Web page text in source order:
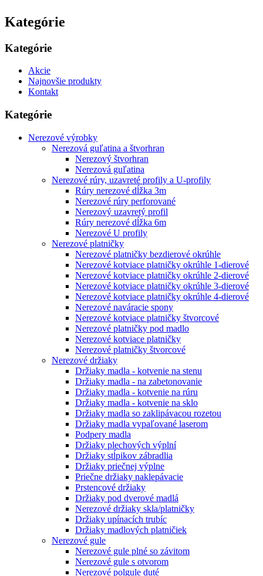
Kategórie
Kategórie
Akcie
Najnovšie produkty
Kontakt
Kategórie
Nerezové výrobky
Nerezová guľatina a štvorhran
Nerezový štvorhran
Nerezová guľatina
Nerezové rúry, uzavreté profily a U-profily
Rúry nerezové dĺžka 3m
Nerezové rúry perforované
Nerezový uzavretý profil
Rúry nerezové dĺžka 6m
Nerezové U profily
Nerezové platničky
Nerezové platničky bezdierové okrúhle
Nerezové kotviace platničky okrúhle 1-dierové
Nerezové kotviace platničky okrúhle 2-dierové
Nerezové kotviace platničky okrúhle 3-dierové
Nerezové kotviace platničky okrúhle 4-dierové
Nerezové naváracie spony
Nerezové kotviace platničky štvorcové
Nerezové platničky pod madlo
Nerezové kotviace platničky
Nerezové platničky štvorcové
Nerezové držiaky
Držiaky madla - kotvenie na stenu
Držiaky madla - na zabetonovanie
Držiaky madla - kotvenie na rúru
Držiaky madla - kotvenie na sklo
Držiaky madla so zaklipávacou rozetou
Držiaky madla vypaľované laserom
Podpery madla
Držiaky plechových výplní
Držiaky stĺpikov zábradlia
Držiaky priečnej výplne
Priečne držiaky naklepávacie
Prstencové držiaky
Držiaky pod dverové madlá
Nerezové držiaky skla/platničky
Držiaky upínacích trubíc
Držiaky madlových platničiek
Nerezové gule
Nerezové gule plné so závitom
Nerezové gule s otvorom
Nerezové polgule duté